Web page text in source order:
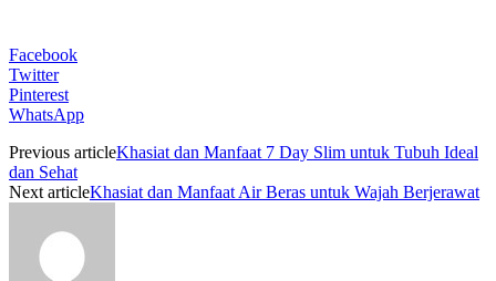
Facebook
Twitter
Pinterest
WhatsApp
Previous articleKhasiat dan Manfaat 7 Day Slim untuk Tubuh Ideal
dan Sehat
Next articleKhasiat dan Manfaat Air Beras untuk Wajah Berjerawat